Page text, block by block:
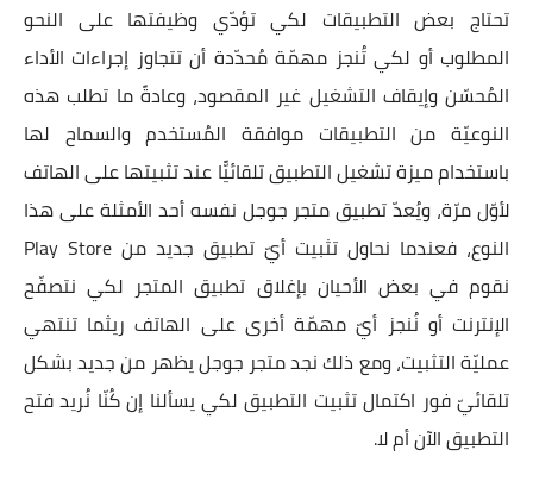
تحتاج بعض التطبيقات لكي تؤدّي وظيفتها على النحو
المطلوب أو لكي تُنجز مهمّة مُحدّدة أن تتجاوز إجراءات الأداء
المُحسّن وإيقاف التشغيل غير المقصود، وعادةً ما تطلب هذه
النوعيّة من التطبيقات موافقة المُستخدم والسماح لها
باستخدام ميزة تشغيل التطبيق تلقائيًّا عند تثبيتها على الهاتف
لأوّل مرّة، ويُعدّ تطبيق متجر جوجل نفسه أحد الأمثلة على هذا
النوع، فعندما نحاول تثبيت أيّ تطبيق جديد من Play Store
نقوم في بعض الأحيان بإغلاق تطبيق المتجر لكي نتصفّح
الإنترنت أو نُنجز أيّ مهمّة أخرى على الهاتف ريثما تنتهي
عمليّة التثبيت، ومع ذلك نجد متجر جوجل يظهر من جديد بشكل
تلقائيّ فور اكتمال تثبيت التطبيق لكي يسألنا إن كُنّا نُريد فتح
التطبيق الآن أم لا.